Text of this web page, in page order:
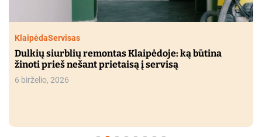
KlaipėdaServisas
Dulkių siurblių remontas Klaipėdoje: ką būtina
žinoti prieš nešant prietaisą į servisą
6 birželio, 2026